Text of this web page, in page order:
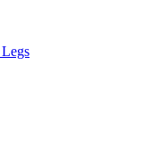
Legs